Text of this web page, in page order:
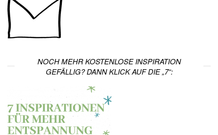
NOCH MEHR KOSTENLOSE INSPIRATION
GEFÄLLIG? DANN KLICK AUF DIE „7“: